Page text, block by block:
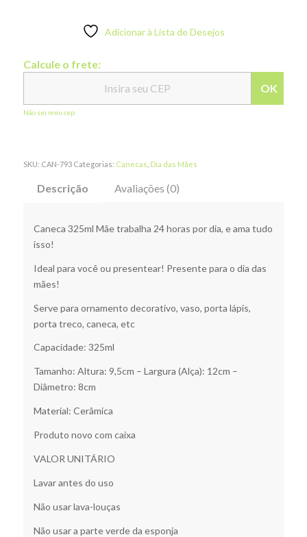
Adicionar à Lista de Desejos
Calcule o frete:
OK
Não sei meu cep
SKU: CAN-793 Categorias: Canecas Dia das Mães
Descrição Avaliações (0)
Caneca 325ml Mãe trabalha 24 horas por dia, e ama tudo
isso!
Ideal para você ou presentear! Presente para o dia das
mães!
Serve para ornamento decorativo, vaso, porta lápis,
porta treco, caneca, etc
Capacidade: 325ml
Tamanho: Altura: 9,5cm – Largura (Alça): 12cm –
Diâmetro: 8cm
Material: Cerâmica
Produto novo com caixa
VALOR UNITÁRIO
Lavar antes do uso
Não usar lava-louças
Não usar a parte verde da esponja